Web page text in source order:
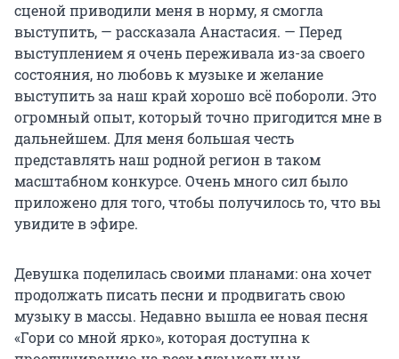
сценой приводили меня в норму, я смогла
выступить, — рассказала Анастасия. — Перед
выступлением я очень переживала из-за своего
состояния, но любовь к музыке и желание
выступить за наш край хорошо всё побороли. Это
огромный опыт, который точно пригодится мне в
дальнейшем. Для меня большая честь
представлять наш родной регион в таком
масштабном конкурсе. Очень много сил было
приложено для того, чтобы получилось то, что вы
увидите в эфире.
Девушка поделилась своими планами: она хочет
продолжать писать песни и продвигать свою
музыку в массы. Недавно вышла ее новая песня
«Гори со мной ярко», которая доступна к